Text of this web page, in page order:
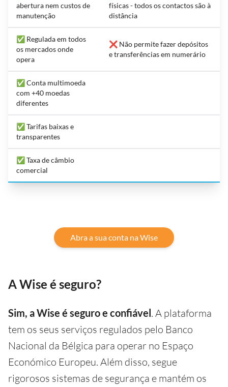
abertura nem custos de
manutenção
físicas - todos os contactos são à
distância
✅ Regulada em todos
os mercados onde
opera
❌ Não permite fazer depósitos
e transferências em numerário
✅ Conta multimoeda
com +40 moedas
diferentes
✅ Tarifas baixas e
transparentes
✅ Taxa de câmbio
comercial
Abra a sua conta na Wise
A Wise é seguro?
Sim, a Wise é seguro e confiável. A plataforma
tem os seus serviços regulados pelo Banco
Nacional da Bélgica para operar no Espaço
Económico Europeu. Além disso, segue
rigorosos sistemas de segurança e mantém os